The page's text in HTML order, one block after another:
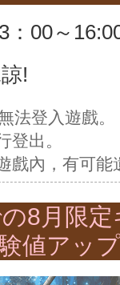
：00～
!
法登入遊戲。
出。
戲內，有可能
8月限定
値アッ